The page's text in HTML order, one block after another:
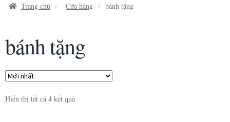
Trang chủ Cửa hàng bánh tặng
bánh tặng
Hiển thị tất cả 4 kết quả